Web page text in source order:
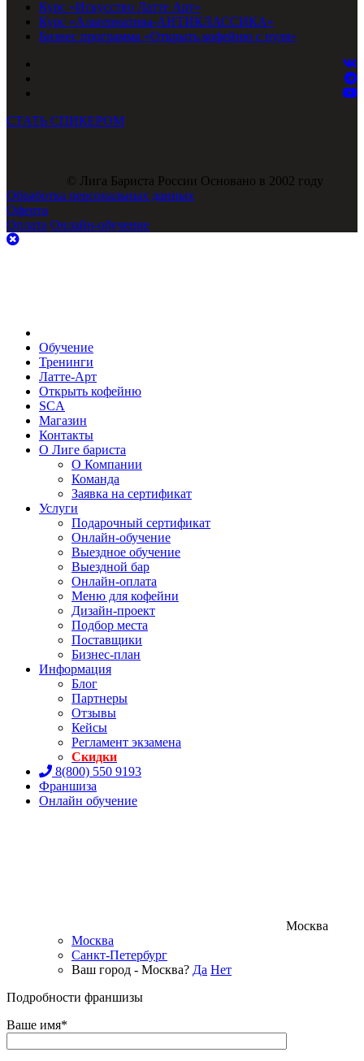
Курс «Искусство Латте Арт»
Курс «Альтернатива-АНТИКЛАССИКА»
Бизнес программа «Открыть кофейню с нуля»
СТАТЬ СПИКЕРОМ
© Лига Бариста России Основано в 2002 году
Обработка персональных данных
Оферта
Оплата Онлайн-обучение
Обучение
Тренинги
Латте-Арт
Открыть кофейню
SCA
Магазин
Контакты
О Лиге бариста
О Компании
Команда
Заявка на сертификат
Услуги
Подарочный сертификат
Онлайн-обучение
Выездное обучение
Выездной бар
Онлайн-оплата
Меню для кофейни
Дизайн-проект
Подбор места
Поставщики
Бизнес-план
Информация
Блог
Партнеры
Отзывы
Кейсы
Регламент экзамена
Скидки
8(800) 550 9193
Франшиза
Онлайн обучение
Москва
Москва
Санкт-Петербург
Ваш город - Москва? Да Нет
Подробности франшизы
Ваше имя*